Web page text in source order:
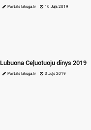
Portals lakuga.lv 10 Juļs 2019
Lubuona Ceļuotuoju dīnys 2019
Portals lakuga.lv 3 Juļs 2019